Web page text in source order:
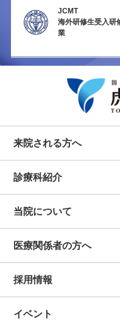
JCMT
海外研修生受入研
業
来院される方へ
診療科紹介
当院について
医療関係者の方へ
採用情報
イベント